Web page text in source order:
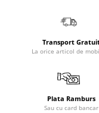
Transport
La orice articol de
Plata Ramburs
Sau cu card bancar